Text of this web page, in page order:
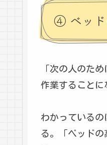
④ ベッド
「次の人のた
作業することに
わかっている
る。「ベッド